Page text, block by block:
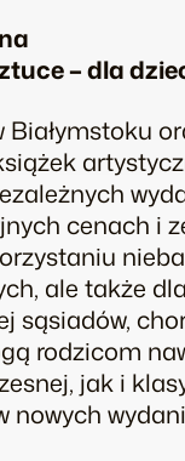
– dla
cenach i
ale także
sąsiadów,
rodzicom
jak i
nowych